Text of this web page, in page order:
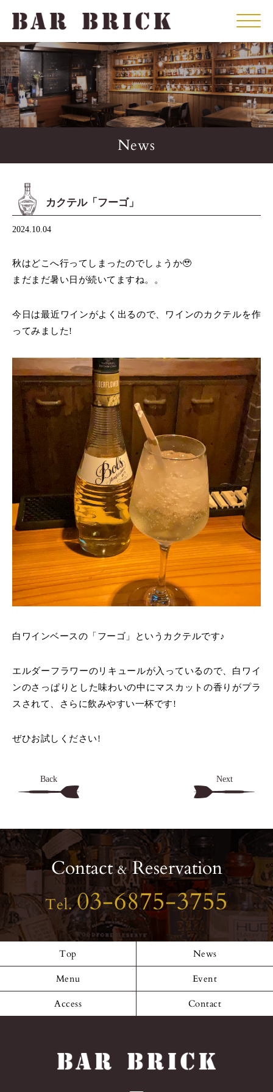
Click
News
カクテル「フーゴ」
2024.10.04
秋はどこへ行ってしまったのでしょうか🥹
まだまだ暑い日が続いてますね。。
今日は最近ワインがよく出るので、ワインのカクテルを作
ってみました!
白ワインベースの「フーゴ」というカクテルです♪
エルダーフラワーのリキュールが入っているので、 白ワイ
ンのさっぱりとした味わいの中にマスカットの香りがプラ
スされて、
さらに飲みやすい一杯です!
ぜひお試しください!
Back Next
Contact&Reservation
Tel.03-6875-3755
Top News
Menu Event
Access Contact